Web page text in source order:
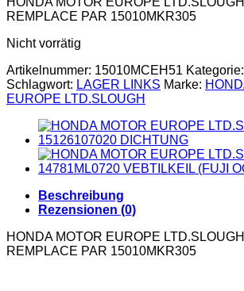
REMPLACE PAR 15010MKR305
Nicht vorrätig
Artikelnummer: 15010MCEH51 Kategorie:
Schlagwort: LAGER LINKS Marke:
EUROPE LTD.SLOUGH
Beschreibung
Rezensionen (0)
HONDA MOTOR EUROPE
REMPLACE PAR 15010MKR305